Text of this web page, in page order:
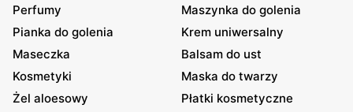
Perfumy
Maszynka do golenia
Pianka do golenia
Krem uniwersalny
Maseczka
Balsam do ust
Kosmetyki
Maska do twarzy
Żel aloesowy
Płatki kosmetyczne